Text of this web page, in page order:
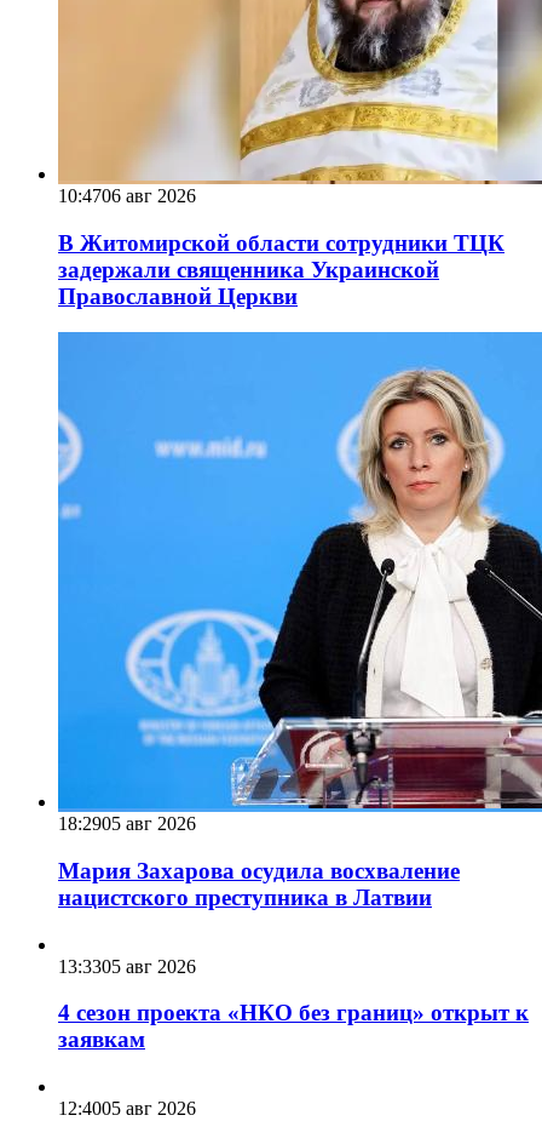
10:4706 авг 2026
В Житомирской области сотрудники ТЦК
задержали священника Украинской
Православной Церкви
18:2905 авг 2026
Мария Захарова осудила восхваление
нацистского преступника в Латвии
13:3305 авг 2026
4 сезон проекта «НКО без границ» открыт к
заявкам
12:4005 авг 2026